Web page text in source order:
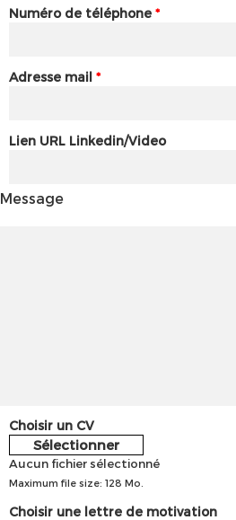
Numéro de téléphone *
Adresse mail *
Lien URL Linkedin/Video
Message
Choisir un CV
Sélectionner
Aucun fichier sélectionné
Maximum file size: 128 Mo.
Choisir une lettre de motivation